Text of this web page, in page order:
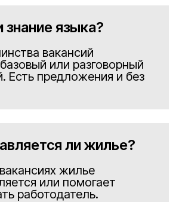
языка?
вакансий
или разговорный
Есть предложения и без
ли жилье?
жилье
или помогает
работодатель.